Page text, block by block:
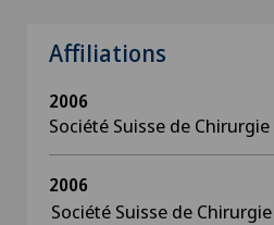
Affiliations
2006
Société Suisse de
2006
Société Suisse de Chirurgie